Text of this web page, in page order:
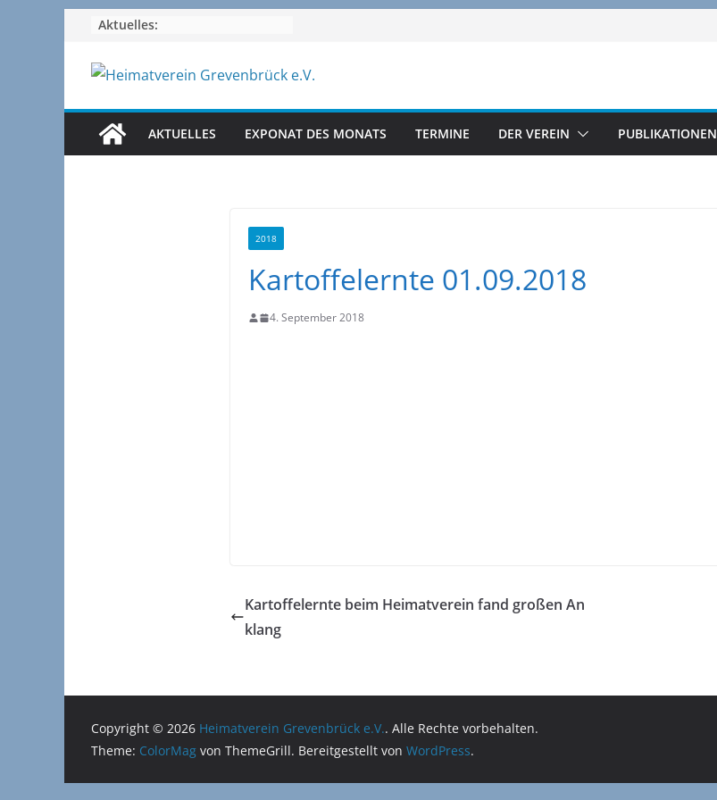
springen
Aktuelles:
AKTUELLES EXPONAT DES MONATS TERMINE DER VEREIN PUBLIKATIONEN
2018
Kartoffelernte 01.09.2018
4. September 2018
Kartoffelernte beim Heimatverein fand großen An
klang
Copyright © 2026 Heimatverein Grevenbrück e.V.. Alle Rechte vorbehalten.
Theme: ColorMag von ThemeGrill. Bereitgestellt von WordPress.